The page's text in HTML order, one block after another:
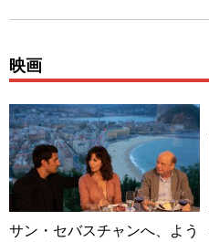
映画
サン・セバスチャンへ、よう